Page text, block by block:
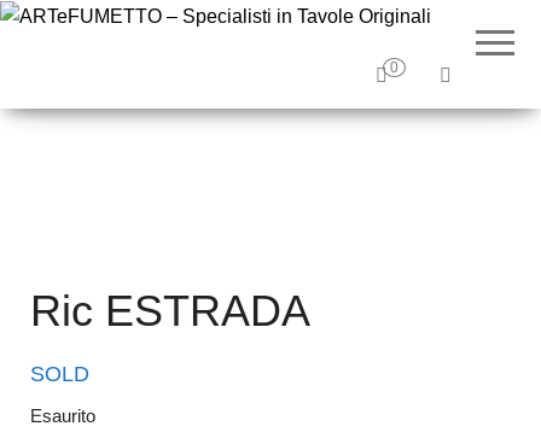
–
Tavole
originali e
illustrazioni
0
Ric ESTRADA
SOLD
Esaurito